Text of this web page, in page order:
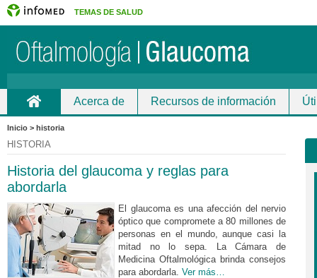
TEMAS DE SALUD
Acerca de Recursos de información
Inicio > historia
HISTORIA
Historia del glaucoma y reglas para
abordarla
El glaucoma es una afección del nervio
óptico que compromete a 80 millones de
personas en el mundo, aunque casi la
mitad no lo sepa. La Cámara de
Medicina Oftalmológica brinda consejos
para abordarla. Ver más…